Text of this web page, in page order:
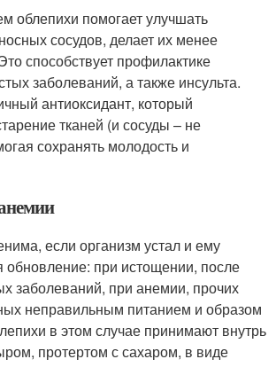
облепихи помогает улучшать
сосудов, делает их менее
способствует профилактике
заболеваний, а также инсульта.
антиоксидант, который
тканей (и сосуды – не
сохранять молодость и
если организм устал и ему
обновление: при истощении, после
заболеваний, при анемии, прочих
неправильным питанием и образом
в этом случае принимают внутрь
протертом с сахаром, в виде